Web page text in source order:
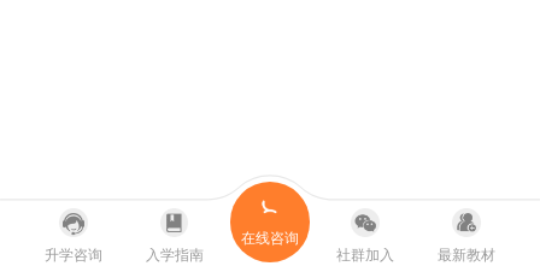
升学咨询 入学指南
在线咨询
社群加入
最新教材